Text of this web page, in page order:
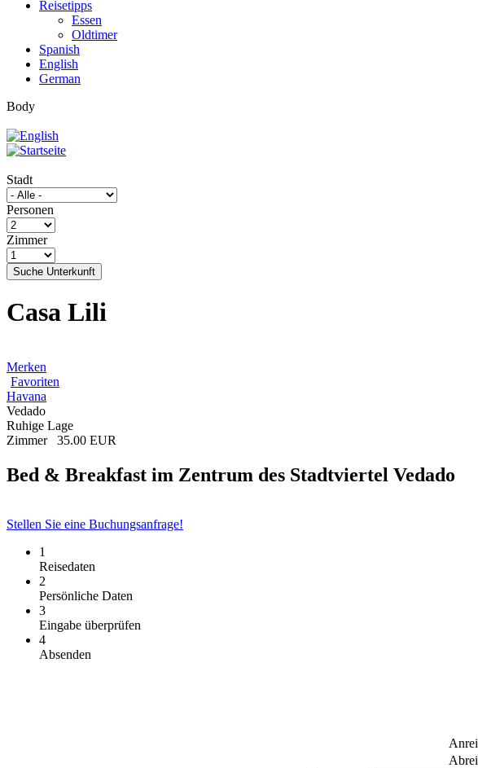
Reisetipps
Essen
Oldtimer
Spanish
English
German
Body
Stadt
Personen
Zimmer
Suche Unterkunft
Casa Lili
Merken
Favoriten
Havana
Vedado
Ruhige Lage
Zimmer
35.00 EUR
Bed & Breakfast im Zentrum des Stadtviertel Vedado
Stellen Sie eine Buchungsanfrage!
1
Reisedaten
2
Persönliche Daten
3
Eingabe überprüfen
4
Absenden